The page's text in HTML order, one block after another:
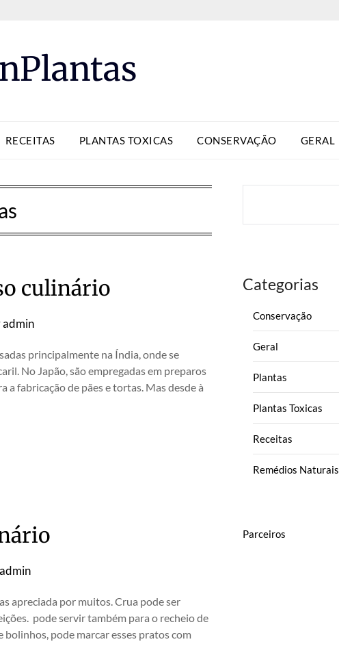
nPlantas
RECEITAS PLANTAS TOXICAS CONSERVAÇÃO GERAL
culinário
admin
principalmente na Índia, onde se
No Japão, são empregadas em preparos
a fabricação de pães e tortas. Mas desde à
admin
apreciada por muitos. Crua pode ser
pode servir também para o recheio de
pode marcar esses pratos com
Categorias
Conservação
Geral
Plantas
Plantas Toxicas
Receitas
Remédios Naturais
Parceiros